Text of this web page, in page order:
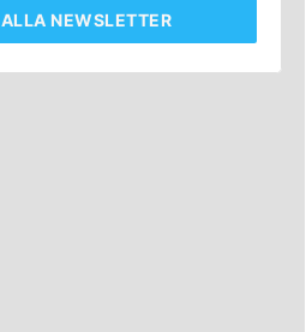
ALLA NEWSLETTER